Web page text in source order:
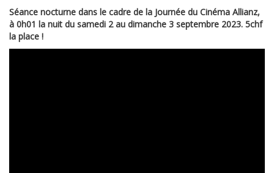
Séance nocturne dans le cadre de la Journée du Cinéma Allianz,
à 0h01 la nuit du samedi 2 au dimanche 3 septembre 2023. 5chf
la place !